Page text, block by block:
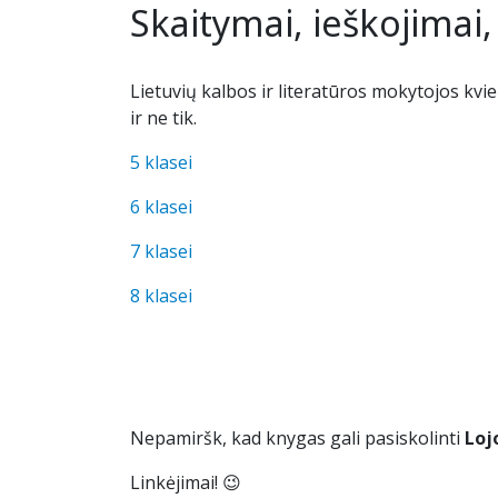
Skaitymai,
Lietuvių kalbos ir literatūros mokytojos
ir ne tik.
5 klasei
6 klasei
7 klasei
8 klasei
Nepamiršk, kad knygas gali pasiskolinti
Linkėjimai! 😉